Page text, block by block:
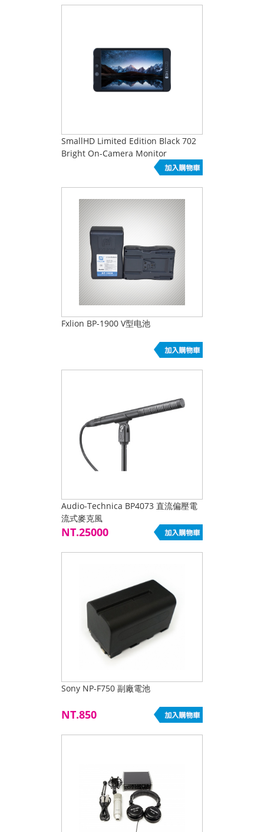
SmallHD Limited Edition Black 702
Bright On-Camera Monitor
Fxlion BP-1900 V型电池
Audio-Technica BP4073 直流偏壓電
流式麥克風
NT.25000
Sony NP-F750 副廠電池
NT.850